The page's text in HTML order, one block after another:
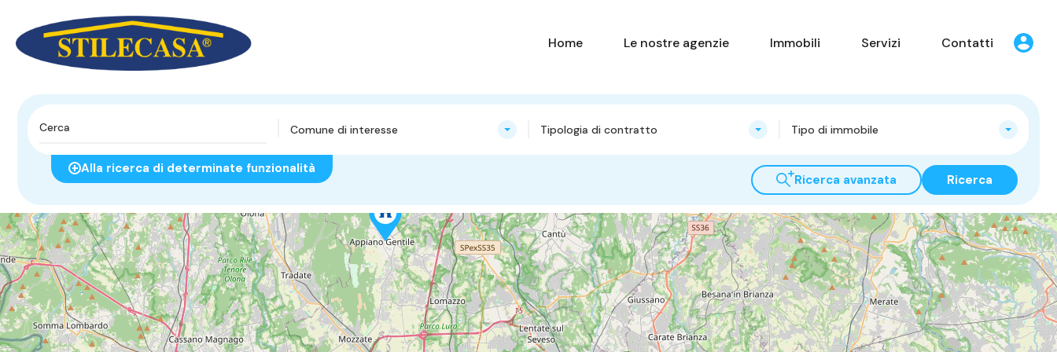
Home Le nostre agenzie Immobili Servizi Contatti
Comune di interesse Tipologia di contratto Tipo di immobile
Alla ricerca di determinate funzionalità
Ricerca avanzata Ricerca